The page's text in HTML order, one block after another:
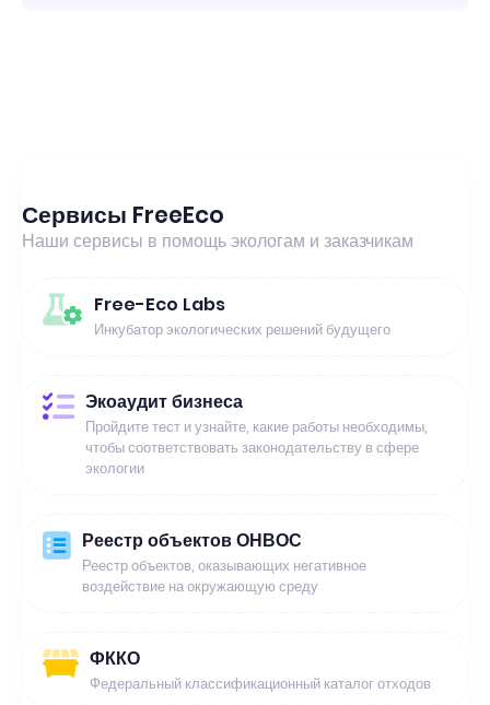
Сервисы FreeEco
Наши сервисы в помощь экологам и заказчикам
Free-Eco Labs
Инкубатор экологических решений будущего
Экоаудит бизнеса
Пройдите тест и узнайте, какие работы необходимы,
чтобы соответствовать законодательству в сфере
экологии
Реестр объектов ОНВОС
Реестр объектов, оказывающих негативное
воздействие на окружающую среду
ФККО
Федеральный классификационный каталог отходов